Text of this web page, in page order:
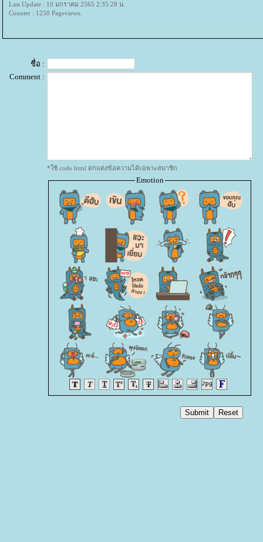
Last Update : 10 มกราคม 2565 2:35:28 น.
Counter : 1250 Pageviews.
ชื่อ :
Comment :
*ใช้ code html ตกแต่งข้อความได้เฉพาะสมาชิก
Emotion